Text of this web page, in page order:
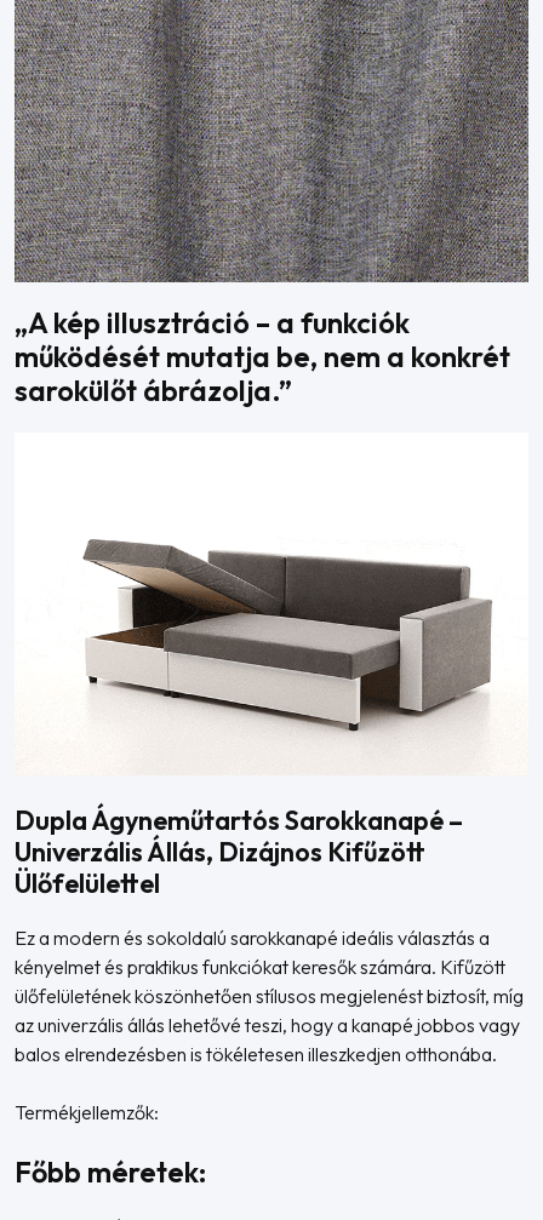
„A kép illusztráció – a funkciók
működését mutatja be, nem a konkrét
sarokülőt ábrázolja.”
Dupla Ágyneműtartós Sarokkanapé –
Univerzális Állás, Dizájnos Kifűzött
Ülőfelülettel
Ez a modern és sokoldalú sarokkanapé ideális választás a
kényelmet és praktikus funkciókat keresők számára. Kifűzött
ülőfelületének köszönhetően stílusos megjelenést biztosít, míg
az univerzális állás lehetővé teszi, hogy a kanapé jobbos vagy
balos elrendezésben is tökéletesen illeszkedjen otthonába.
Termékjellemzők:
Főbb méretek: